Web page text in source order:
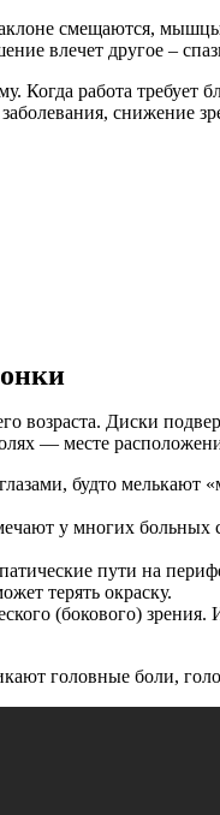
смещаются,
влечет другое –
работа требует
снижение
возраста. Диски
— месте
будто
у многих
пути на
терять окраску.
(бокового)
головные боли,